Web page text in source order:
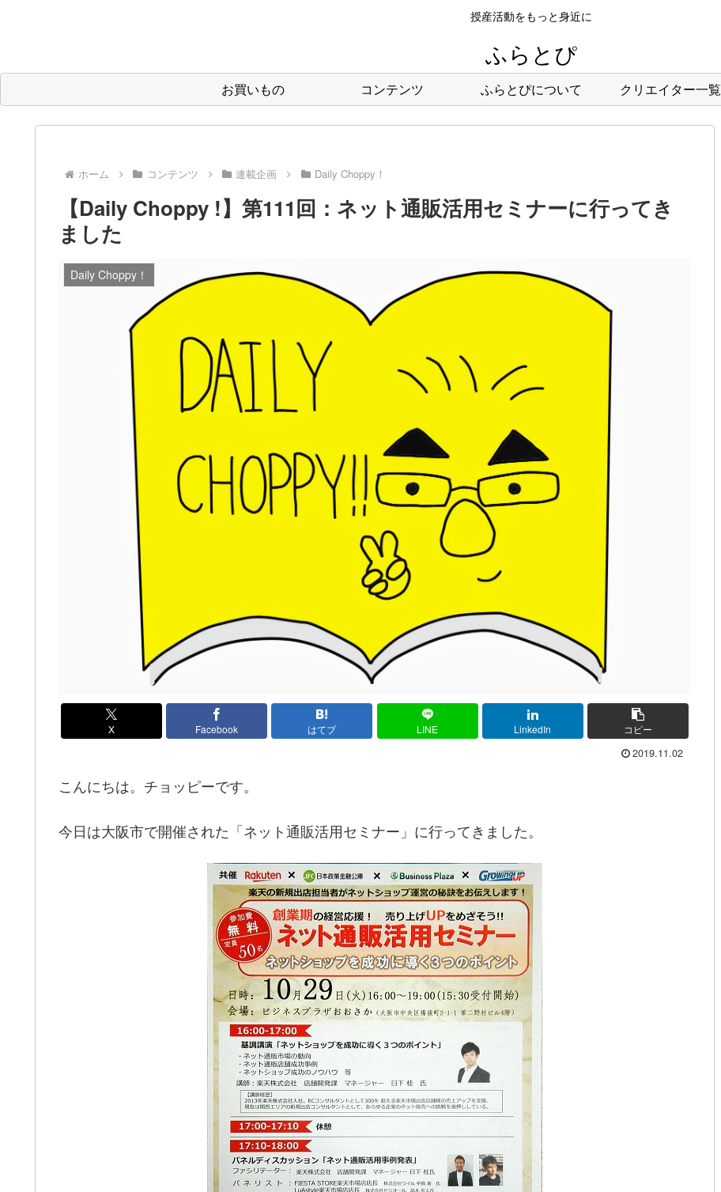
授産活動をもっと身近に
ふらとぴ
お買いもの コンテンツ ふらとぴについて クリエイター一覧
ホーム コンテンツ 連載企画 Daily Choppy！
【Daily Choppy !】第111回：ネット通販活用セミナーに行ってき
ました
Daily Choppy！
X Facebook はてブ LINE LinkedIn コピー
2019.11.02
こんにちは。チョッピーです。
今日は大阪市で開催された「ネット通販活用セミナー」に行ってきました。